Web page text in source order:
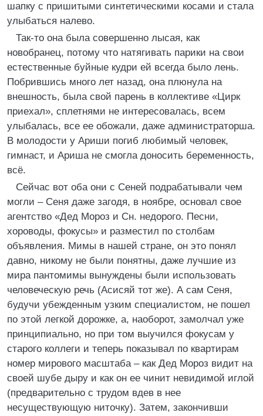
шапку с пришитыми синтетическими косами и стала
улыбаться налево.
Так-то она была совершенно лысая, как
новобранец, потому что натягивать парики на свои
естественные буйные кудри ей всегда было лень.
Побрившись много лет назад, она плюнула на
внешность, была свой парень в коллективе «Цирк
приехал», сплетнями не интересовалась, всем
улыбалась, все ее обожали, даже администраторша.
В молодости у Ариши погиб любимый человек,
гимнаст, и Ариша не смогла доносить беременность,
всё.
Сейчас вот оба они с Сеней подрабатывали чем
могли – Сеня даже загодя, в ноябре, основал свое
агентство «Дед Мороз и Сн. недорого. Песни,
хороводы, фокусы» и разместил по столбам
объявления. Мимы в нашей стране, он это понял
давно, никому не были понятны, даже лучшие из
мира пантомимы вынуждены были использовать
человеческую речь (Асисяй тот же). А сам Сеня,
будучи убежденным узким специалистом, не пошел
по этой легкой дорожке, а, наоборот, замолчал уже
принципиально, но при том выучился фокусам у
старого коллеги и теперь показывал по квартирам
номер мирового масштаба – как Дед Мороз видит на
своей шубе дыру и как он ее чинит невидимой иглой
(предварительно с трудом вдев в нее
несуществующую ниточку). Затем, закончивши